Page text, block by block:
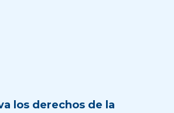
los derechos de la